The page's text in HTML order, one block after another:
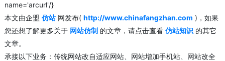
name='arcurl'/}
本文由企盟 仿站 网发布( http://www.chinafangzhan.com )，如果
您还想了解更多关于 网站仿制 的文章，请点击查看 仿站知识 的其它
文章。
承接以下业务：传统网站改自适应网站、网站增加手机站、网站改全